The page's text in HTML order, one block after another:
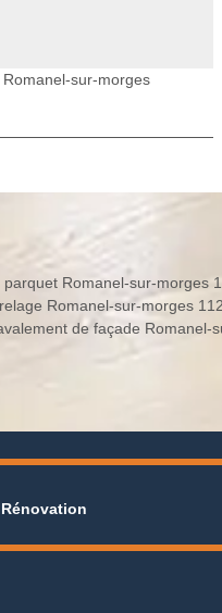
sur-morges
Romanel-sur-morges
Romanel-sur-morges
de façade Romanel-